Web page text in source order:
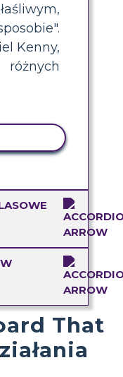
Kenny,
That